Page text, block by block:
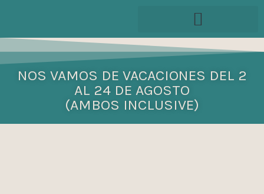
contenido
NOS VAMOS DE VACACIONES DEL 2
AL 24 DE AGOSTO
(AMBOS INCLUSIVE)